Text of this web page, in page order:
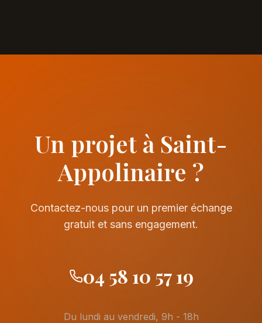
Un projet à Saint-
Appolinaire ?
Contactez-nous pour un premier échange
gratuit et sans engagement.
04 58 10 57 19
Du lundi au vendredi, 9h - 18h